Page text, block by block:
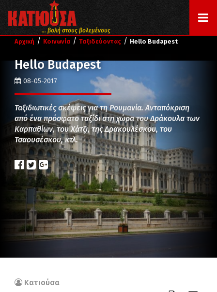
... βολή στους βολεμένους
Αρχική / Κοινωνία / Ταξιδεύοντας / Hello Budapest
Hello Budapest
08-05-2017
Ταξιδιωτικές σκέψεις για τη Ρουμανία. Ανταπόκριση
από ένα πρόσφατο ταξίδι στη χώρα του Δράκουλα των
Καρπαθίων, του Χάτζι, της Δρακουλέσκου, του
Τσαουσέσκου, κτλ.
Κατιούσα